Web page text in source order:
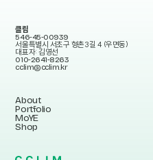
클림
546-45-00939
서울특별시 서초구 형촌3길 4 (우면동)
대표자: 김영선
010-2641-8263
cclim@cclim.kr
About
Portfolio
MoYE
Shop